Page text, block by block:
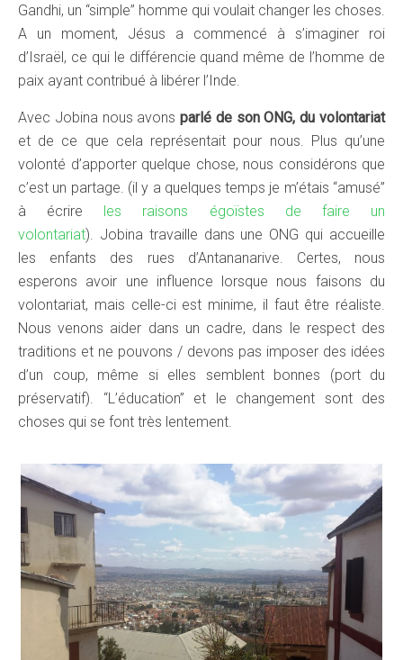
Gandhi, un “simple” homme qui voulait changer les choses.
A un moment, Jésus a commencé à s’imaginer roi
d’Israël, ce qui le différencie quand même de l’homme de
paix ayant contribué à libérer l’Inde.
Avec Jobina nous avonsparlé de son ONG, du volontariat
et de ce que cela représentait pour nous. Plus qu’une
volonté d’apporter quelque chose, nous considérons que
c’est un partage. (il y a quelques temps je m’étais “amusé”
à écrire les raisons égoïstes de faire un
volontariat). Jobina travaille dans une ONG qui accueille
les enfants des rues d’Antananarive. Certes, nous
esperons avoir une influence lorsque nous faisons du
volontariat, mais celle-ci est minime, il faut être réaliste.
Nous venons aider dans un cadre, dans le respect des
traditions et ne pouvons / devons pas imposer des idées
d’un coup, même si elles semblent bonnes (port du
préservatif). “L’éducation” et le changement sont des
choses qui se font très lentement.